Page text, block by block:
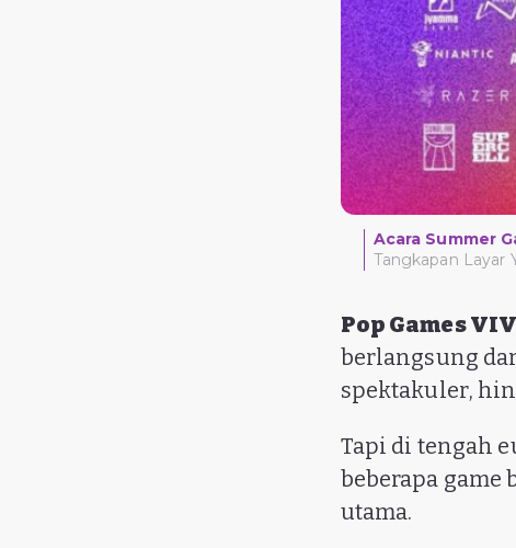
Acara Summer
Tangkapan Layar
Pop Games
berlangsung
spektakuler,
Tapi di tengah
beberapa
utama.